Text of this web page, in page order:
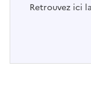
Retrouvez ici